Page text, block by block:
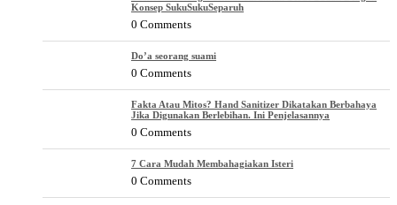
Konsep SukuSukuSeparuh
0 Comments
Do’a seorang suami
0 Comments
Fakta Atau Mitos? Hand Sanitizer Dikatakan Berbahaya
Jika Digunakan Berlebihan. Ini Penjelasannya
0 Comments
7 Cara Mudah Membahagiakan Isteri
0 Comments